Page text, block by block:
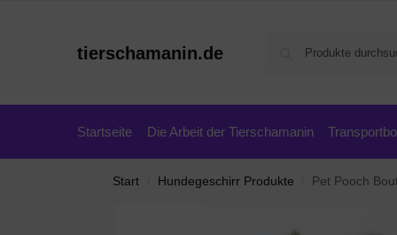
tierschamanin.de
Startseite Die Arbeit der Tierschamanin
Start Hundegeschirr Produkte Pet Pooch